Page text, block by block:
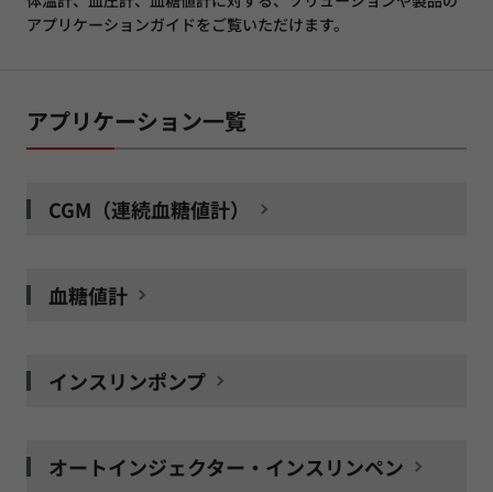
アプリケーションガイドをご覧いただけます。
アプリケーション一覧
CGM（連続血糖値計）
血糖値計
インスリンポンプ
オートインジェクター・インスリンペン